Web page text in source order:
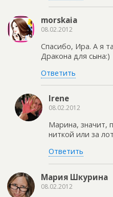
morskaia
08.02.2012
Спасибо, Ира. А я
Дракона для сына:)
Ответить
Irene
08.02.2012
Марина, значит,
ниткой или за
Ответить
Мария Шкурина
08.02.2012